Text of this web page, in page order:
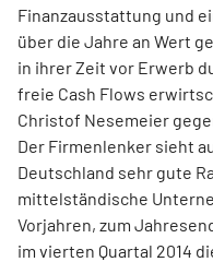
Finanzausstattung und
über die Jahre an Wert
in ihrer Zeit vor Erwerb
freie Cash Flows
Christof Nesemeier
Der Firmenlenker sieht
Deutschland sehr gute
mittelständische
Vorjahren, zum
im vierten Quartal 2014